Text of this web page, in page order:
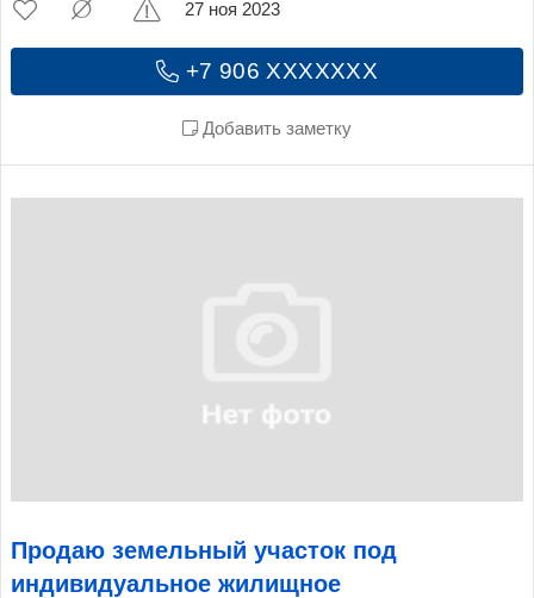
+7 906 XXXXXXX
Добавить заметку
27 ноя 2023
Продаю земельный участок под
индивидуальное жилищное